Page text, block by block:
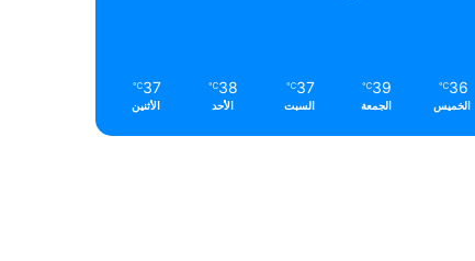
36
℃
الخميس
39
℃
الجمعة
37
℃
السبت
38
℃
الأحد
37
℃
الأثنين